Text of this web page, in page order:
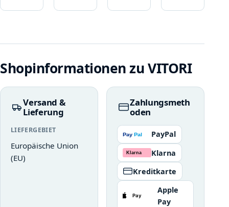
Shopinformationen zu VITORI
Versand &
Lieferung
LIEFERGEBIET
Europäische Union
(EU)
Zahlungsmeth
oden
PayPal
Klarna
Kreditkarte
Apple
Pay